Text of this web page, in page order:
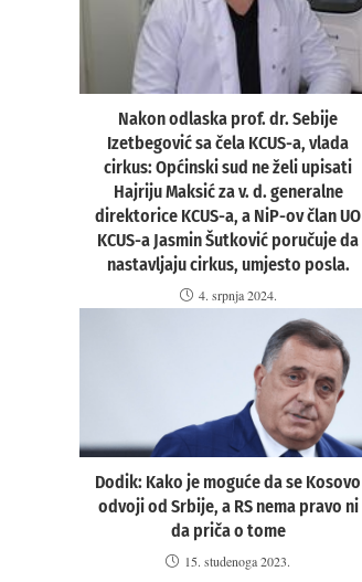
Nakon odlaska prof. dr. Sebije
Izetbegović sa čela KCUS-a, vlada
cirkus: Općinski sud ne želi upisati
Hajriju Maksić za v. d. generalne
direktorice KCUS-a, a NiP-ov član UO
KCUS-a Jasmin Šutković poručuje da
nastavljaju cirkus, umjesto posla.
4. srpnja 2024.
Dodik: Kako je moguće da se Kosovo
odvoji od Srbije, a RS nema pravo ni
da priča o tome
15. studenoga 2023.